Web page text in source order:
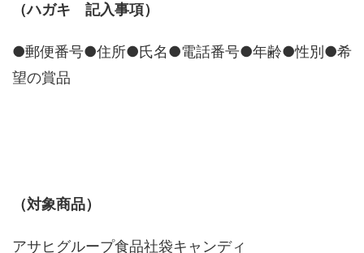
（ハガキ 記入事項）
●郵便番号●住所●氏名●電話番号●年齢●性別●希
望の賞品
（対象商品）
アサヒグループ食品社袋キャンディ